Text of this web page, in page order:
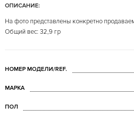
ОПИСАНИЕ:
На фото представлены конкретно
Общий вес: 32,9 гр
НОМЕР МОДЕЛИ/REF.
МАРКА
ПОЛ